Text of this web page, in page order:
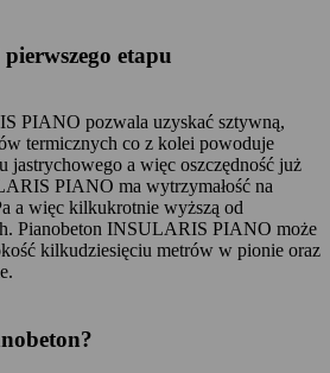
etapu
PIANO pozwala uzyskać sztywną,
termicznych co z kolei powoduje
jastrychowego a więc oszczędność już
PIANO ma wytrzymałość na
a więc kilkukrotnie wyższą od
Pianobeton INSULARIS PIANO może
kilkudziesięciu metrów w pionie oraz